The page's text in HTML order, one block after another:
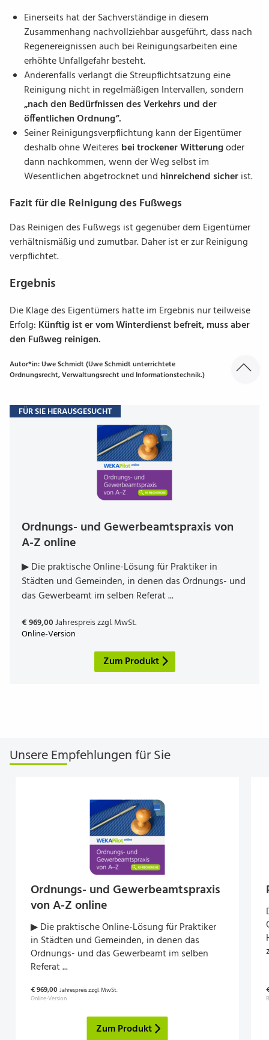
Einerseits hat der Sachverständige in diesem
Zusammenhang nachvollziehbar ausgeführt, dass nach
Regenereignissen auch bei Reinigungsarbeiten eine
erhöhte Unfallgefahr besteht.
Anderenfalls verlangt die Streupflichtsatzung eine
Reinigung nicht in regelmäßigen Intervallen, sondern
„nach den Bedürfnissen des Verkehrs und der
öffentlichen Ordnung“.
Seiner Reinigungsverpflichtung kann der Eigentümer
deshalb ohne Weiteres bei trockener Witterungoder
dann nachkommen, wenn der Weg selbst im
Wesentlichen abgetrocknet und hinreichend sicherist.
Fazit für die Reinigung des Fußwegs
Das Reinigen des Fußwegs ist gegenüber dem Eigentümer
verhältnismäßig und zumutbar. Daher ist er zur Reinigung
verpflichtet.
Ergebnis
Die Klage des Eigentümers hatte im Ergebnis nur teilweise
Erfolg: Künftig ist er vom Winterdienst befreit, muss aber
den Fußweg reinigen.
Autor*in: Uwe Schmidt (Uwe Schmidt unterrichtete
Ordnungsrecht, Verwaltungsrecht und Informationstechnik.)
FÜR SIE HERAUSGESUCHT
Ordnungs- und Gewer­be­amts­praxis von
A-Z online
▶ Die praktische Online-Lösung für Praktiker in
Städten und Gemeinden, in denen das Ordnungs- und
das Gewerbeamt im selben Referat ...
€ 969,00Jahrespreis zzgl. MwSt.
Online-Version
Zum Produkt
Unsere Empfehlungen für Sie
Ordnungs- und Gewer­be­amts­praxis
von A-Z online
▶ Die praktische Online-Lösung für Praktiker
in Städten und Gemeinden, in denen das
Ordnungs- und das Gewerbeamt im selben
Referat ...
€ 969,00 Jahrespreis zzgl. MwSt.
Online-Version
Zum Produkt